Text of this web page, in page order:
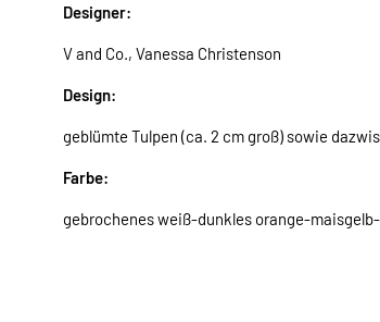
Designer:
V and Co., Vanessa Christenson
Design:
geblümte Tulpen (ca. 2 cm groß) sowie
Farbe:
gebrochenes weiß-dunkles orange-